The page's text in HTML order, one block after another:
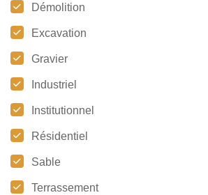
Démolition
Excavation
Gravier
Industriel
Institutionnel
Résidentiel
Sable
Terrassement